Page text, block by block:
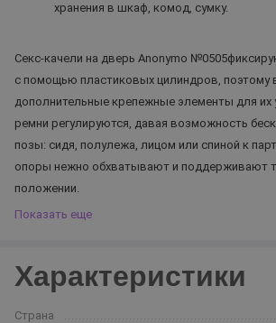
хранения в шкаф, комод, сумку.
Секс-качели на дверь Anonymo
с помощью пластиковых цилиндров, поэтому
дополнительные крепежные элементы для их
ремни регулируются, давая возможность
позы: сидя, полулежа, лицом или спиной к
опоры нежно обхватывают и поддерживают
положении.
Показать еще
Характеристики
Страна